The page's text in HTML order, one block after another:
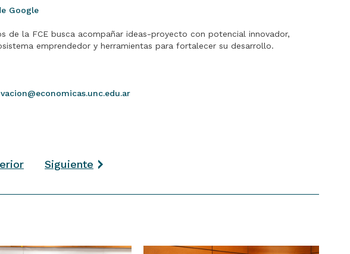
Google
de la FCE busca acompañar ideas-proyecto con potencial innovador,
emprendedor y herramientas para fortalecer su desarrollo.
Siguiente